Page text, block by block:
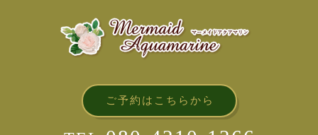
ご予約はこちらから